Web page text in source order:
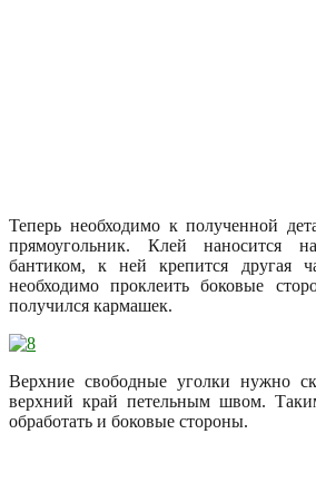
Теперь необходимо к полученной
прямоугольник. Клей наносится
бантиком, к ней крепится другая
необходимо проклеить боковые
получился кармашек.
Верхние свободные уголки нужно
верхний край петельным швом.
обработать и боковые стороны.